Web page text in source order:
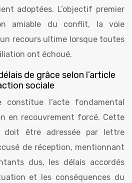
adoptées. L’objectif premier
amiable du conflit, la voie
recours ultime lorsque toutes
ont échoué.
de grâce selon l’article
sociale
constitue l’acte fondamental
en recouvrement forcé. Cette
doit être adressée par lettre
de réception, mentionnant
dus, les délais accordés
et les conséquences du